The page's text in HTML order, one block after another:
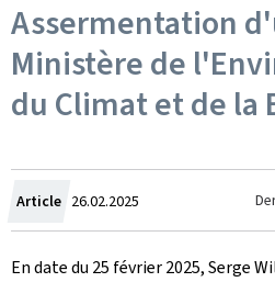
Assermentation
Ministère de
du Climat et de la
Article Crée
le
26.02.2025
En date du 25 février 2025, Serge